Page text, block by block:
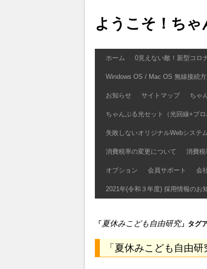
ようこそ！ちゃ
ホーム 0見えない敵！新型コロ
Windows OS / Mac OS 無線接続
お知らせ サイトマップ ちゃ
ちゃんぷる光セット（光回線+プロ
失敗しないオリジナルWebシステ
消費税率の変更について 消費税
オプション 会員サポート 会
2021年(令和３年度) 採用情報のお
「夏休みこども自由研究」タグ
「夏休みこども自由